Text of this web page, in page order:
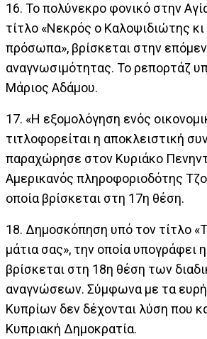
16. Το πολύνεκρο φονικό στην
τίτλο «Νεκρός ο Καλοψιδιώτης κι
πρόσωπα», βρίσκεται στην
αναγνωσιμότητας. Το ρεπορτάζ
Μάριος Αδάμου.
17. «Η εξομολόγηση ενός
τιτλοφορείται η αποκλειστική
παραχώρησε στον Κυριάκο
Αμερικανός πληροφοριοδότης
οποία βρίσκεται στη 17η θέση.
18. Δημοσκόπηση υπό τον τίτλο
μάτια σας», την οποία υπογράφει
βρίσκεται στη 18η θέση των
αναγνώσεων. Σύμφωνα με τα
Κυπρίων δεν δέχονται λύση που
Κυπριακή Δημοκρατία.